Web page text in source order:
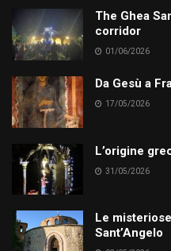
The Ghea
corridor
01/06/2026
Da Gesù a
17/05/2026
L’origine
31/05/2026
Le
Sant’Angelo